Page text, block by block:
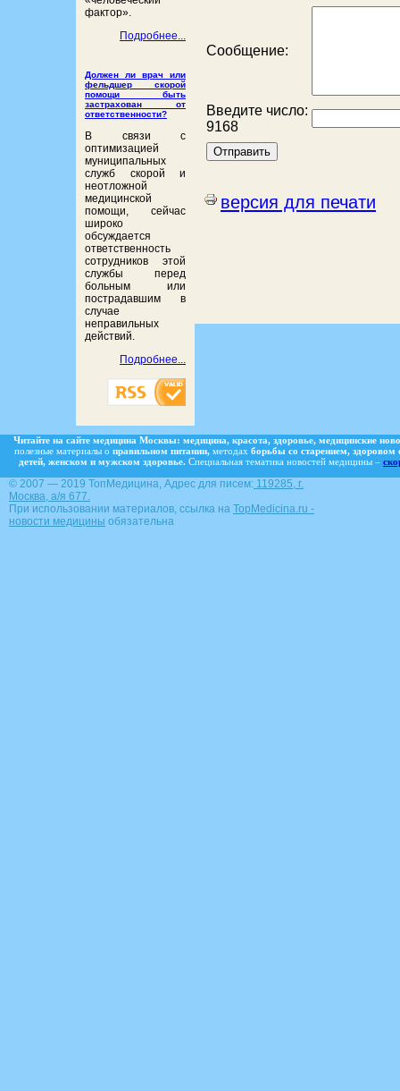
фактор».
Подробнее...
Должен ли врач или
фельдшер скорой
помощи быть
застрахован от
ответственности?
В связи с
оптимизацией
муниципальных
служб скорой и
неотложной
медицинской
помощи, сейчас
широко
обсуждается
ответственность
сотрудников этой
службы перед
больным или
пострадавшим в
случае
неправильных
действий.
Подробнее...
Сообщение:
Введите число:
9168
версия для печати
Читайте на сайте медицина Москвы: медицина, красота, здоровье, медицинские
полезные материалы о правильном питании, методах борьбы со старением, здоровом
детей, женском и мужском здоровье. Специальная тематика новостей медицины –
© 2007 — 2019 ТопМедицина, Адрес для писем: 119285, г.
Москва, а/я 677.
При использовании материалов, ссылка на TopMedicina.ru -
новости медицины обязательна